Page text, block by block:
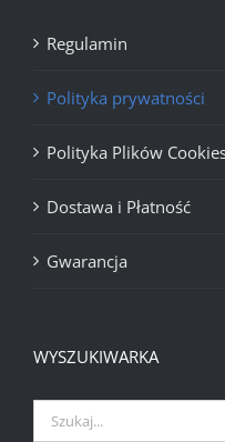
Regulamin
Polityka prywatności
Polityka Plików
Dostawa i Płatność
Gwarancja
WYSZUKIWARKA
Szukaj